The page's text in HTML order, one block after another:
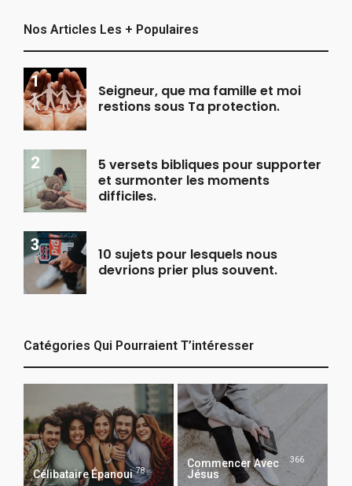
Nos Articles Les + Populaires
Seigneur, que ma famille et moi
restions sous Ta protection.
5 versets bibliques pour supporter
et surmonter les moments
difficiles.
10 sujets pour lesquels nous
devrions prier plus souvent.
Catégories Qui Pourraient T’intéresser
Célibataire Épanoui 78
Commencer Avec
Jésus
366